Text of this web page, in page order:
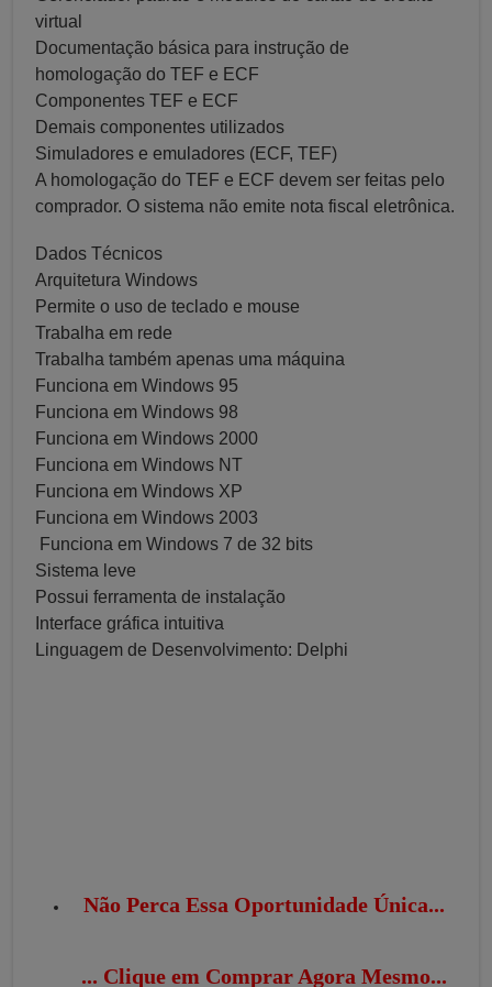
virtual
Documentação básica para instrução de
homologação do TEF e ECF
Componentes TEF e ECF
Demais componentes utilizados
Simuladores e emuladores (ECF, TEF)
A homologação do TEF e ECF devem ser feitas pelo
comprador. O sistema não emite nota fiscal eletrônica.
Dados Técnicos
Arquitetura Windows
Permite o uso de teclado e mouse
Trabalha em rede
Trabalha também apenas uma máquina
Funciona em Windows 95
Funciona em Windows 98
Funciona em Windows 2000
Funciona em Windows NT
Funciona em Windows XP
Funciona em Windows 2003
Funciona em Windows 7 de 32 bits
Sistema leve
Possui ferramenta de instalação
Interface gráfica intuitiva
Linguagem de Desenvolvimento: Delphi
Não Perca Essa Oportunidade Única...
... Clique em Comprar Agora Mesmo...